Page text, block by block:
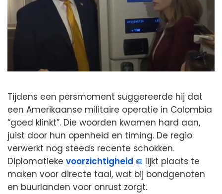
Tijdens een persmoment suggereerde hij dat
een Amerikaanse militaire operatie in Colombia
“goed klinkt”. Die woorden kwamen hard aan,
juist door hun openheid en timing. De regio
verwerkt nog steeds recente schokken.
Diplomatieke voorzichtigheid
lijkt plaats te
maken voor directe taal, wat bij bondgenoten
en buurlanden voor onrust zorgt.